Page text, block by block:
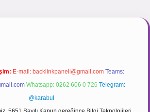
E-mail: backlinkpaneli@gmail.com Teams:
Whatsapp: 0262 606 0 726 Telegram:
@karabul